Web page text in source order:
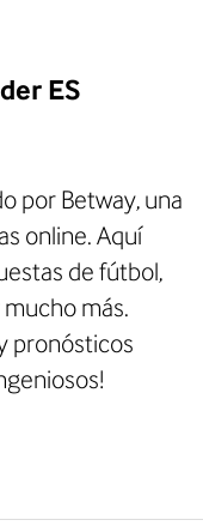
ES
por Betway, una
online. Aquí
de fútbol,
mucho más.
pronósticos